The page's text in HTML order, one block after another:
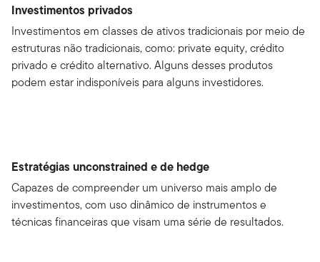
Investimentos privados
Investimentos em classes de ativos tradicionais por meio de
estruturas não tradicionais, como: private equity, crédito
privado e crédito alternativo. Alguns desses produtos
podem estar indisponíveis para alguns investidores.
Estratégias unconstrained e de hedge
Capazes de compreender um universo mais amplo de
investimentos, com uso dinâmico de instrumentos e
técnicas financeiras que visam uma série de resultados.